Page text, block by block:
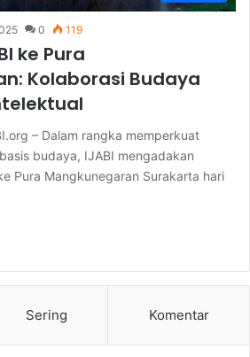
0 119
ke Pura
Kolaborasi Budaya
– Dalam rangka memperkuat
budaya, IJABI mengadakan
Pura Mangkunegaran Surakarta hari
Sering Komentar